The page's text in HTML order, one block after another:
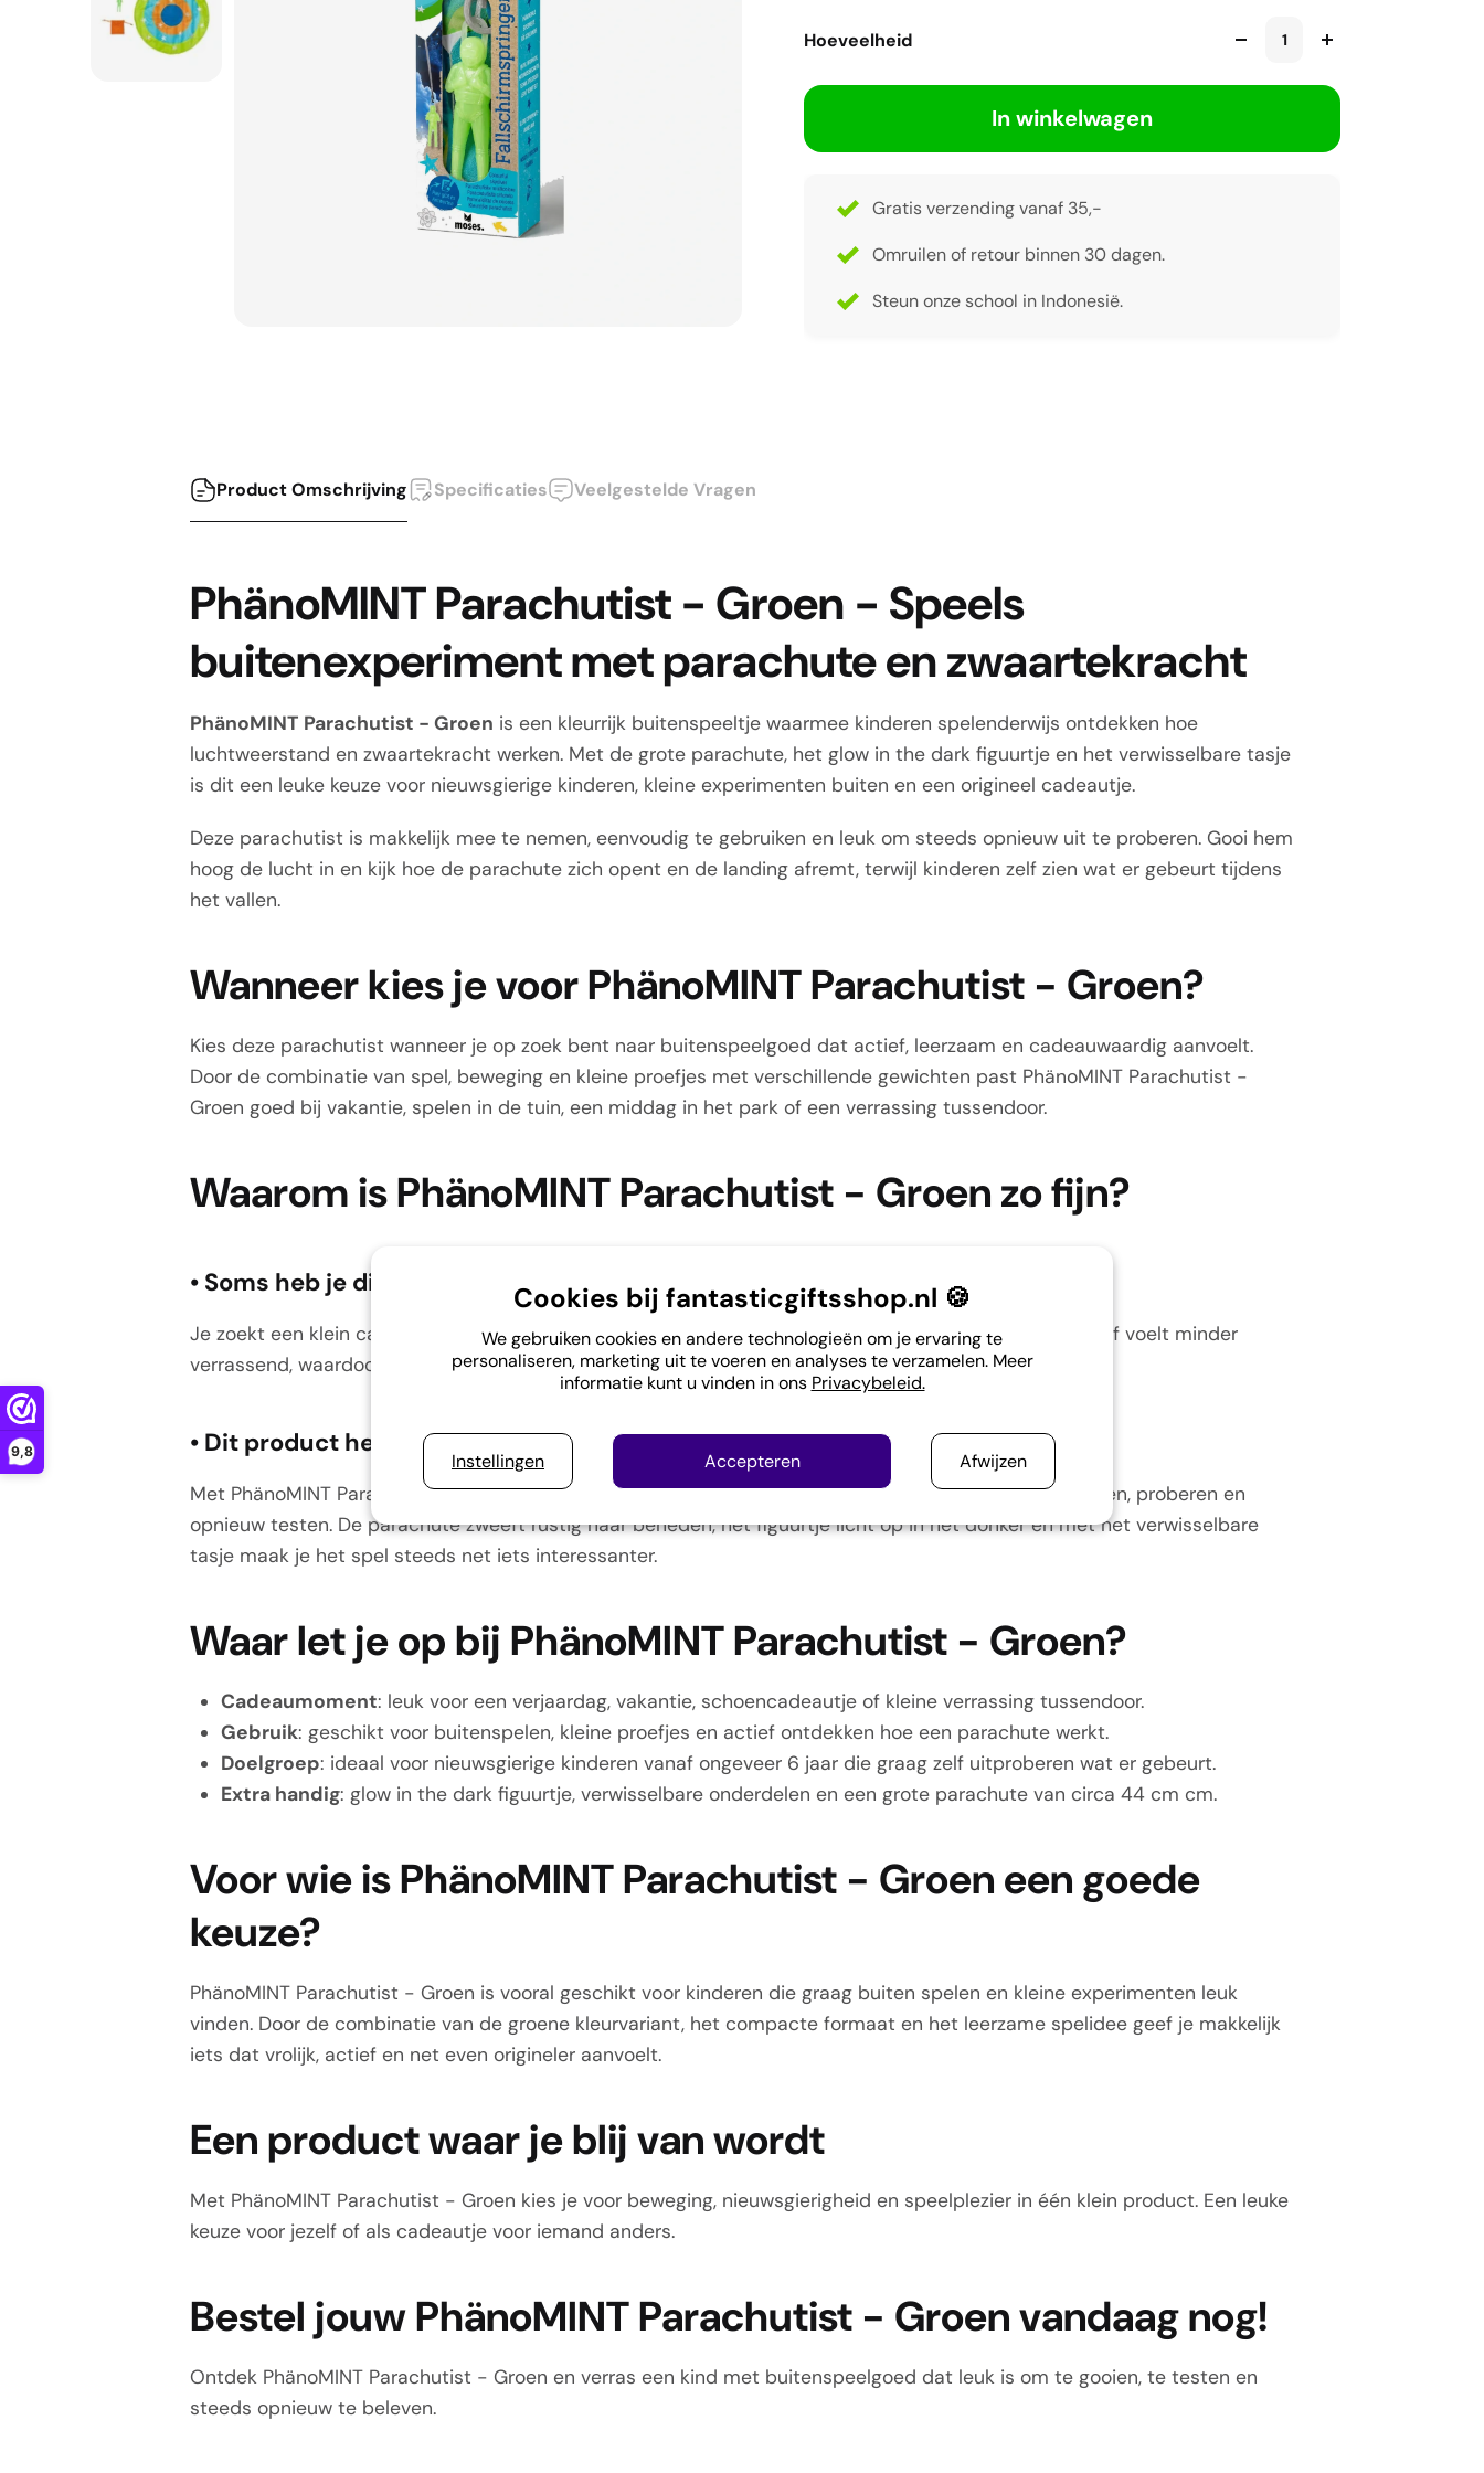
9,8
Cookies bij fantasticgiftsshop.nl 🍪
We gebruiken cookies en andere technologieën om je ervaring te
personaliseren, marketing uit te voeren en analyses te verzamelen. Meer
informatie kunt u vinden in ons Privacybeleid.
Instellingen Accepteren Afwijzen
Hoeveelheid
In winkelwagen
Gratis verzending vanaf 35,-
Omruilen of retour binnen 30 dagen.
Steun onze school in Indonesië.
Product Omschrijving Specificaties Veelgestelde Vragen
PhänoMINT Parachutist - Groen - Speels
buitenexperiment met parachute en zwaartekracht
PhänoMINT Parachutist - Groen is een kleurrijk buitenspeeltje waarmee kinderen spelenderwijs ontdekken hoe
luchtweerstand en zwaartekracht werken. Met de grote parachute, het glow in the dark figuurtje en het verwisselbare tasje
is dit een leuke keuze voor nieuwsgierige kinderen, kleine experimenten buiten en een origineel cadeautje.
Deze parachutist is makkelijk mee te nemen, eenvoudig te gebruiken en leuk om steeds opnieuw uit te proberen. Gooi hem
hoog de lucht in en kijk hoe de parachute zich opent en de landing afremt, terwijl kinderen zelf zien wat er gebeurt tijdens
het vallen.
Wanneer kies je voor PhänoMINT Parachutist - Groen?
Kies deze parachutist wanneer je op zoek bent naar buitenspeelgoed dat actief, leerzaam en cadeauwaardig aanvoelt.
Door de combinatie van spel, beweging en kleine proefjes met verschillende gewichten past PhänoMINT Parachutist -
Groen goed bij vakantie, spelen in de tuin, een middag in het park of een verrassing tussendoor.
Waarom is PhänoMINT Parachutist - Groen zo fijn?
• Soms heb je dit probleem:
Je zoekt een klein cadeautje dat niet meteen vergeten wordt. Veel klein speelgoed is snel uitgekeken of voelt minder
verrassend, waardoor het lastig is om iets te vinden dat leuk is om mee te spelen én iets extra's biedt.
• Dit product helpt je!
Met PhänoMINT Parachutist - Groen kies je voor een speelse oplossing die kinderen laat bewegen, kijken, proberen en
opnieuw testen. De parachute zweeft rustig naar beneden, het figuurtje licht op in het donker en met het verwisselbare
tasje maak je het spel steeds net iets interessanter.
Waar let je op bij PhänoMINT Parachutist - Groen?
Cadeaumoment: leuk voor een verjaardag, vakantie, schoencadeautje of kleine verrassing tussendoor.
Gebruik: geschikt voor buitenspelen, kleine proefjes en actief ontdekken hoe een parachute werkt.
Doelgroep: ideaal voor nieuwsgierige kinderen vanaf ongeveer 6 jaar die graag zelf uitproberen wat er gebeurt.
Extra handig: glow in the dark figuurtje, verwisselbare onderdelen en een grote parachute van circa 44 cm cm.
Voor wie is PhänoMINT Parachutist - Groen een goede
keuze?
PhänoMINT Parachutist - Groen is vooral geschikt voor kinderen die graag buiten spelen en kleine experimenten leuk
vinden. Door de combinatie van de groene kleurvariant, het compacte formaat en het leerzame spelidee geef je makkelijk
iets dat vrolijk, actief en net even origineler aanvoelt.
Een product waar je blij van wordt
Met PhänoMINT Parachutist - Groen kies je voor beweging, nieuwsgierigheid en speelplezier in één klein product. Een leuke
keuze voor jezelf of als cadeautje voor iemand anders.
Bestel jouw PhänoMINT Parachutist - Groen vandaag nog!
Ontdek PhänoMINT Parachutist - Groen en verras een kind met buitenspeelgoed dat leuk is om te gooien, te testen en
steeds opnieuw te beleven.